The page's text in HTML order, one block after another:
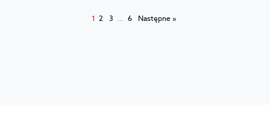
1 2 3 … 6 Następne »